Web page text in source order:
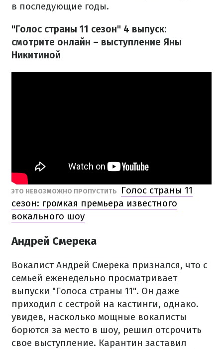
в последующие годы.
"Голос страны 11 сезон" 4 выпуск:
смотрите онлайн – выступление Яны
Никитиной
ЭТО НЕВОЗМОЖНО ПРОПУСТИТЬ
Голос страны 11
сезон: громкая премьера известного
вокального шоу
Андрей Смерека
Вокалист Андрей Смерека признался, что с
семьей еженедельно просматривает
выпуски "Голоса страны 11". Он даже
приходил с сестрой на кастинги, однако.
увидев, насколько мощные вокалисты
борются за место в шоу, решил отсрочить
свое выступление. Карантин заставил